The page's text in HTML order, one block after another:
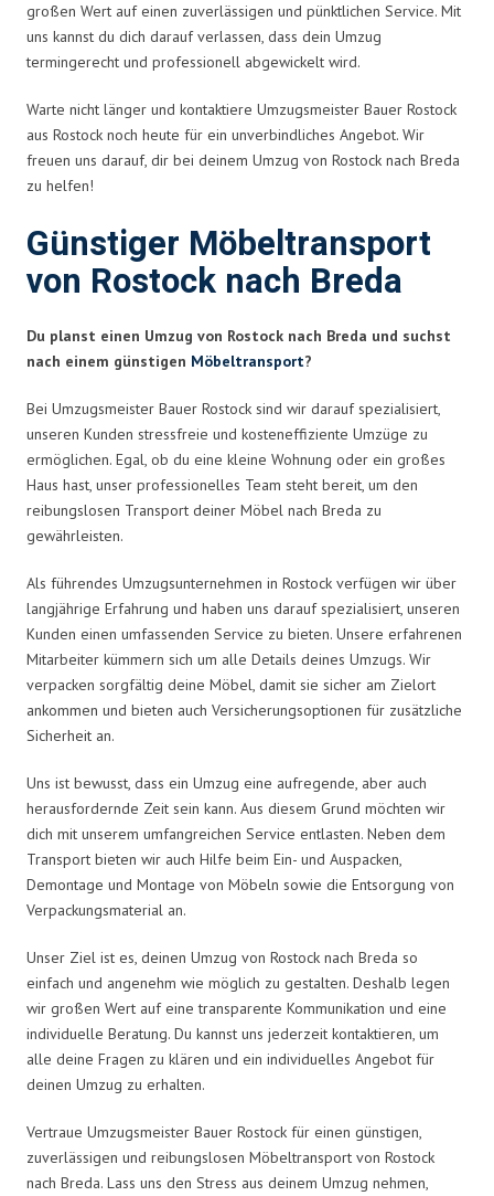
großen Wert auf einen zuverlässigen und pünktlichen Service. Mit
uns kannst du dich darauf verlassen, dass dein Umzug
termingerecht und professionell abgewickelt wird.
Warte nicht länger und kontaktiere Umzugsmeister Bauer Rostock
aus Rostock noch heute für ein unverbindliches Angebot. Wir
freuen uns darauf, dir bei deinem Umzug von Rostock nach Breda
zu helfen!
Günstiger Möbeltransport
von Rostock nach Breda
Du planst einen Umzug von Rostock nach Breda und suchst
nach einem günstigen Möbeltransport?
Bei Umzugsmeister Bauer Rostock sind wir darauf spezialisiert,
unseren Kunden stressfreie und kosteneffiziente Umzüge zu
ermöglichen. Egal, ob du eine kleine Wohnung oder ein großes
Haus hast, unser professionelles Team steht bereit, um den
reibungslosen Transport deiner Möbel nach Breda zu
gewährleisten.
Als führendes Umzugsunternehmen in Rostock verfügen wir über
langjährige Erfahrung und haben uns darauf spezialisiert, unseren
Kunden einen umfassenden Service zu bieten. Unsere erfahrenen
Mitarbeiter kümmern sich um alle Details deines Umzugs. Wir
verpacken sorgfältig deine Möbel, damit sie sicher am Zielort
ankommen und bieten auch Versicherungsoptionen für zusätzliche
Sicherheit an.
Uns ist bewusst, dass ein Umzug eine aufregende, aber auch
herausfordernde Zeit sein kann. Aus diesem Grund möchten wir
dich mit unserem umfangreichen Service entlasten. Neben dem
Transport bieten wir auch Hilfe beim Ein- und Auspacken,
Demontage und Montage von Möbeln sowie die Entsorgung von
Verpackungsmaterial an.
Unser Ziel ist es, deinen Umzug von Rostock nach Breda so
einfach und angenehm wie möglich zu gestalten. Deshalb legen
wir großen Wert auf eine transparente Kommunikation und eine
individuelle Beratung. Du kannst uns jederzeit kontaktieren, um
alle deine Fragen zu klären und ein individuelles Angebot für
deinen Umzug zu erhalten.
Vertraue Umzugsmeister Bauer Rostock für einen günstigen,
zuverlässigen und reibungslosen Möbeltransport von Rostock
nach Breda. Lass uns den Stress aus deinem Umzug nehmen,